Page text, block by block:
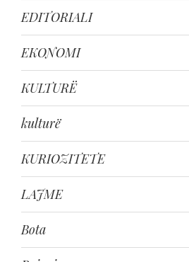
EDITORIALI
EKONOMI
KULTURË
kulturë
KURIOZITETE
LAJME
Bota